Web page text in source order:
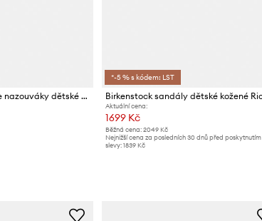
Birkenstock pantofle nazouváky dětské Boston
*-5 % s kódem: LST
Aktuální cena:
1699 Kč
Běžná cena: 2049 Kč
Nejnižší cena za posledních 30 dnů před poskytnutím
slevy: 1839 Kč